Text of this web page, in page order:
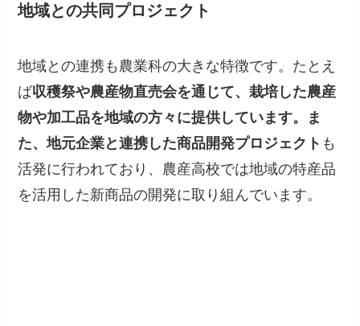
地域との共同プロジェクト
地域との連携も農業科の大きな特徴です。たとえ
ば収穫祭や農産物直売会を通じて、栽培した農産
物や加工品を地域の方々に提供しています。ま
た、地元企業と連携した商品開発プロジェクト も
活発に行われており、農産高校では地域の特産品
を活用した新商品の開発に取り組んでいます。